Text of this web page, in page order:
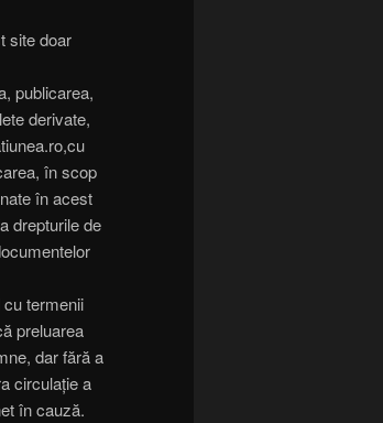
site doar
publicarea,
derivate,
în scop
în acest
drepturile de
termenii
preluarea
dar fără a
circulație a
în cauză.